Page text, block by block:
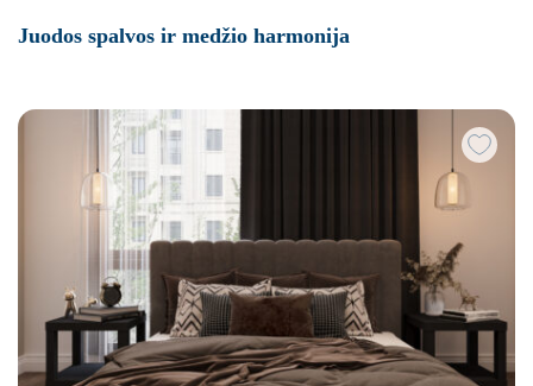
Juodos spalvos ir medžio harmonija